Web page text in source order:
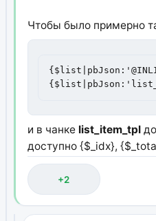
Чтобы было примерно
и в чанке list_item_tpl
доступно {$_idx},
+2